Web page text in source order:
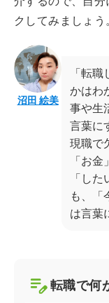
クしてみましょう
沼田 絵美
「転
かはわ
事や生
言葉に
現職で
「お
「し
も、「
は言葉
転職で何